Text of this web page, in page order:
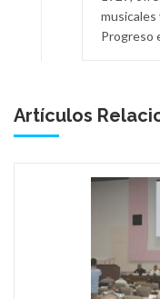
musicales
Progreso
Artículos